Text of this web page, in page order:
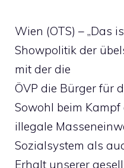
Wien (OTS) – „Das
Showpolitik der
mit der die
ÖVP die Bürger für
Sowohl beim Kampf
illegale
Sozialsystem als
Erhalt unserer